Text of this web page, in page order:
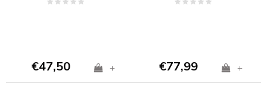
€47,50 + €77,99 +